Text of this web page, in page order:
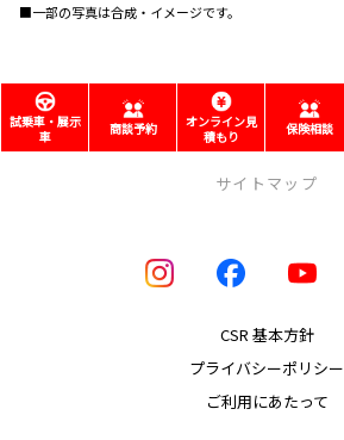
■一部の写真は合成・イメージです。
試乗車・展示
車
商談予約
オンライン見
積もり
保険相談
サイトマップ
福祉車両（ウェルキャブ）
CSR 基本方針
プライバシーポリシー
ご利用にあたって